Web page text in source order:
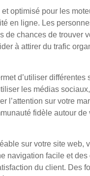
optimisé pour les
en ligne. Les
de chances de trouver
à attirer du trafic
d’utiliser
les médias
l’attention sur votre
fidèle autour
sur votre site web,
navigation facile et
du client. Des